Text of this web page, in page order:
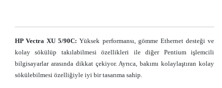
HP Vectra XU 5/90C: Yüksek performansı, gömme Ethernet desteği ve
kolay sökülüp takılabilmesi özellikleri ile diğer Pentium işlemcili
bilgisayarlar arasında dikkat çekiyor. Ayrıca, bakımı kolaylaştıran kolay
sökülebilmesi özelliğiyle iyi bir tasarıma sahip.